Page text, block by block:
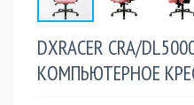
DXRACER CRA/
КОМПЬЮТЕРНОЕ